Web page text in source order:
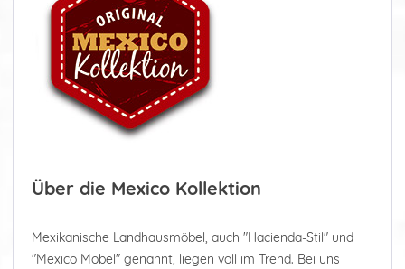
Über die Mexico Kollektion
Mexikanische Landhausmöbel, auch "Hacienda-Stil" und
"Mexico Möbel" genannt, liegen voll im Trend. Bei uns